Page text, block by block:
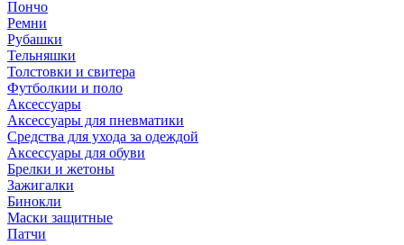
Пончо
Ремни
Рубашки
Тельняшки
Толстовки и свитера
Футболкии и поло
Аксессуары
Аксессуары для пневматики
Средства для ухода за одеждой
Аксессуары для обуви
Брелки и жетоны
Зажигалки
Бинокли
Маски защитные
Патчи